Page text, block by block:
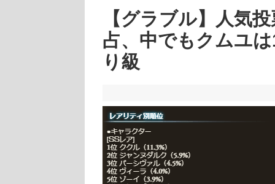
【グラブル】人気
占、中でもクムユ
り級